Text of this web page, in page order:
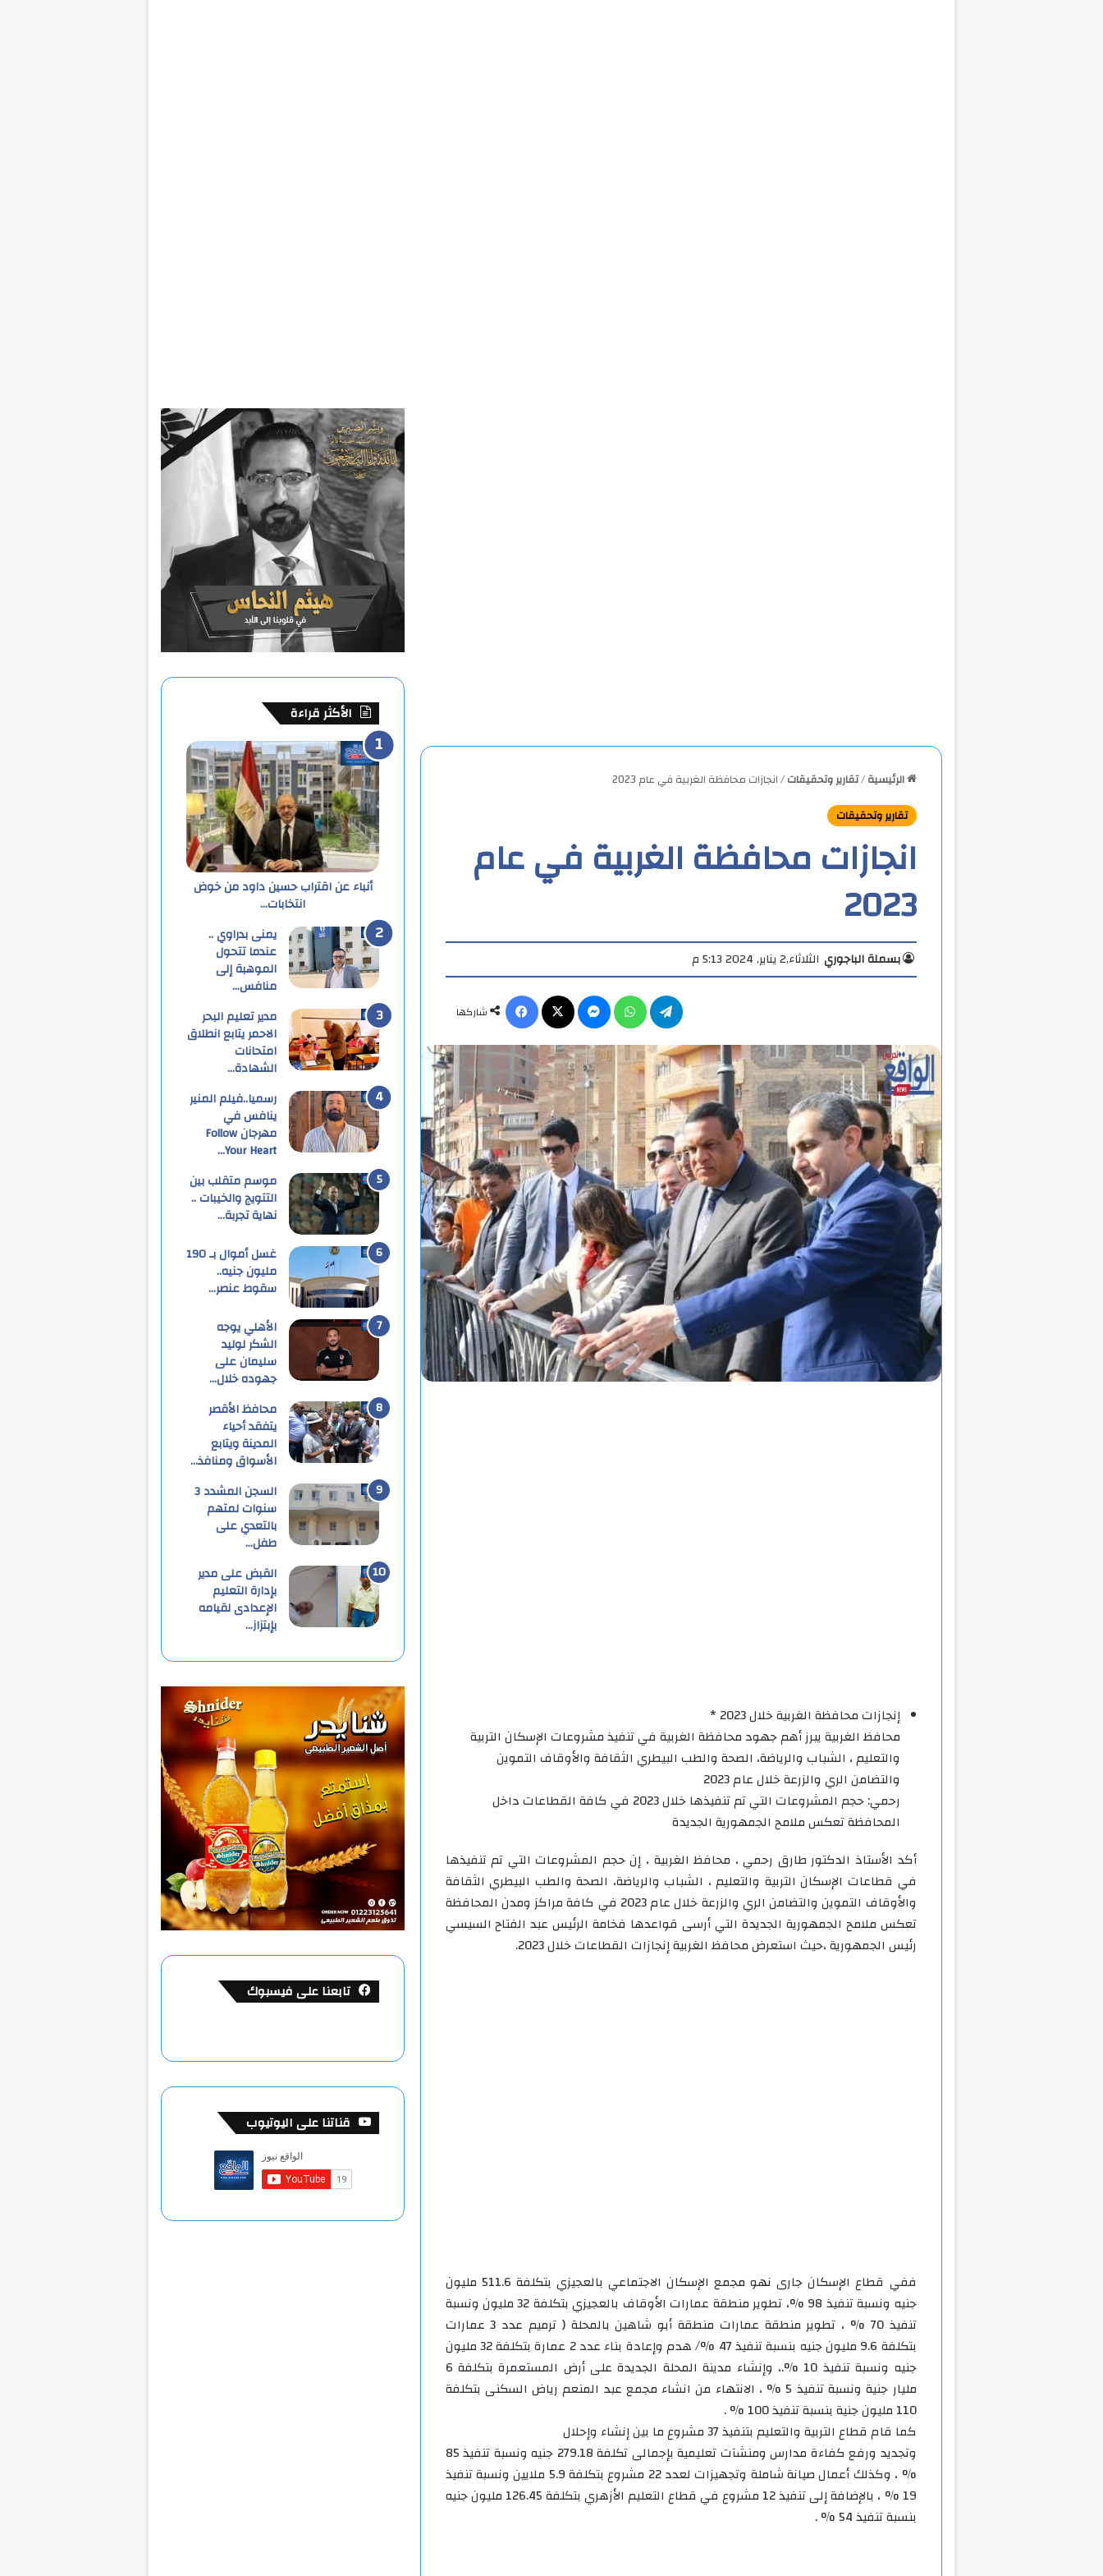
الرئيسية/تقارير وتحقيقات/انجازات محافظة الغربية في عام 2023
تقارير وتحقيقات
انجازات محافظة الغربية في عام
2023
بسملة الباجوري الثلاثاء,2 يناير, 2024 5:13 م
شاركها
ماسنجر واتساب تيلقرام
إنجازات محافظة الغربية خلال 2023 *
محافظ الغربية يبرز أهم جهود محافظة الغربية في تنفيذ مشروعات الإسكان التربية
والتعليم ، الشباب والرياضة، الصحة والطب البيطري الثقافة والأوقاف التموين
والتضامن الري والزرعة خلال عام 2023
رحمي: حجم المشروعات التي تم تنفيذها خلال 2023 في كافة القطاعات داخل
المحافظة تعكس ملامح الجمهورية الجديدة
أكد الأستاذ الدكتور طارق رحمي ، محافظ الغربية ، إن حجم المشروعات التي تم تنفيذها
في قطاعات الإسكان التربية والتعليم ، الشباب والرياضة، الصحة والطب البيطري الثقافة
والأوقاف التموين والتضامن الري والزرعة خلال عام 2023 في كافة مراكز ومدن المحافظة
تعكس ملامح الجمهورية الجديدة التي أرسى قواعدها فخامة الرئيس عبد الفتاح السيسي
رئيس الجمهورية ،حيث استعرض محافظ الغربية إنجازات القطاعات خلال 2023.
ففي قطاع الإسكان جارى نهو مجمع الإسكان الاجتماعي بالعجيزي بتكلفة 511.6 مليون
جنيه ونسبة تنفيذ 98 %، تطوير منطقة عمارات الأوقاف بالعجيزي بتكلفة 32 مليون ونسبة
تنفيذ 70 % ، تطوير منطقة عمارات منطقة أبو شاهين بالمحلة ( ترميم عدد 3 عمارات
بتكلفة 9.6 مليون جنيه بنسبة تنفيذ 47 %/ هدم وإعادة بناء عدد 2 عمارة بتكلفة 32 مليون
جنيه ونسبة تنفيذ 10 %.، وإنشاء مدينة المحلة الجديدة على أرض المستعمرة بتكلفة 6
مليار جنية ونسبة تنفيذ 5 % ، الانتهاء من انشاء مجمع عبد المنعم رياض السكنى بتكلفة
110 مليون جنية بنسبة تنفيذ 100 % .
كما قام قطاع التربية والتعليم بتنفيذ 37 مشروع ما بين إنشاء وإحلال
وتجديد ورفع كفاءة مدارس ومنشآت تعليمية بإجمالى تكلفة 279.18 جنيه ونسبة تنفيذ 85
% ، وكذلك أعمال صيانة شاملة وتجهيزات لعدد 22 مشروع بتكلفة 5.9 ملايين ونسبة تنفيذ
19 % ، بالإضافة إلى تنفيذ 12 مشروع في قطاع التعليم الأزهري بتكلفة 126.45 مليون جنيه
بنسبة تنفيذ 54 % .
الأكثر قراءة
أنباء عن اقتراب حسين داود من خوض
انتخابات…
يمنى بدراوي ..
عندما تتحول
الموهبة إلى
منافس…
مدير تعليم البحر
الاحمر يتابع انطلاق
امتحانات
الشهادة…
رسميا..فيلم المنير
ينافس في
مهرجان Follow
Your Heart…
موسم متقلب بين
التتويج والخيبات ..
نهاية تجربة…
غسل أموال بـ 190
مليون جنيه..
سقوط عنصر…
الأهلي يوجه
الشكر لوليد
سليمان على
جهوده خلال…
محافظ الأقصر
يتفقد أحياء
المدينة ويتابع
الأسواق ومنافذ…
السجن المشدد 3
سنوات لمتهم
بالتعدي على
طفل…
القبض على مدير
بإدارة التعليم
الإعدادى لقيامه
بإبتزاز…
تابعنا على فيسبوك
قناتنا على اليوتيوب